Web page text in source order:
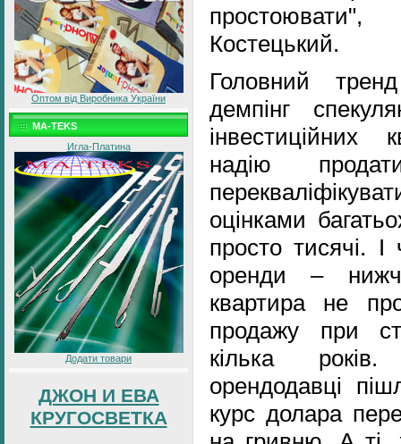
Оптом від Виробника України
MA-TEKS
Игла-Платина
Додати товари
ДЖОН И ЕВА
КРУГОСВЕТКА
Костецький.
Головний
демпінг
надію
оцінками
просто тисячі.
оренди –
квартира не
продажу при
кілька
орендодавці
курс долара